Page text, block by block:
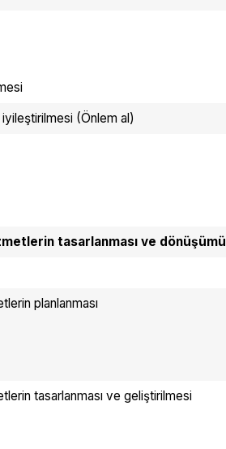
(Önlem al)
tasarlanması ve dönüşümü
planlanması
tasarlanması ve geliştirilmesi